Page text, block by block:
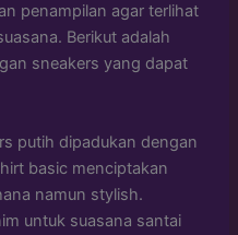
penampilan agar terlihat
Berikut adalah
sneakers yang dapat
putih dipadukan dengan
basic menciptakan
namun stylish.
untuk suasana santai